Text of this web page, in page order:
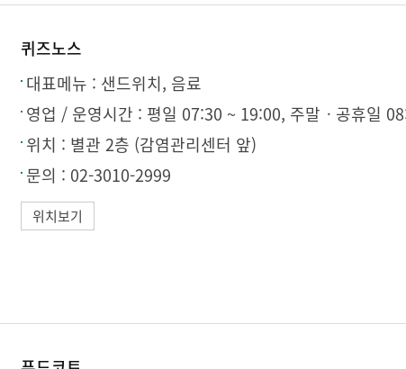
퀴즈노스
대표메뉴 : 샌드위치, 음료
영업 / 운영시간 : 평일 07:30 ~ 19:00, 주말ㆍ공휴일
위치 : 별관 2층 (감염관리센터 앞)
문의 : 02-3010-2999
위치보기